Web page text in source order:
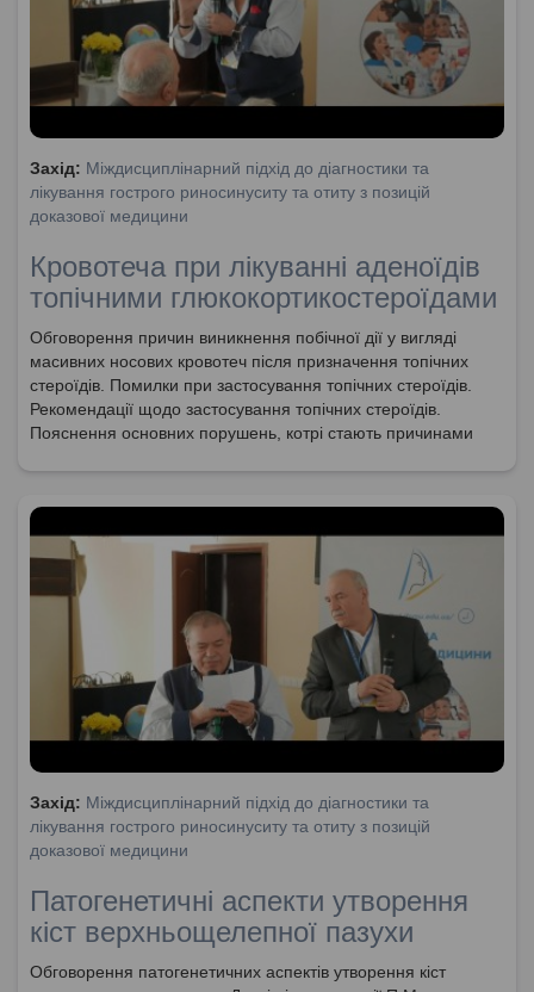
Захід: Міждисциплінарний підхід до діагностики та
лікування гострого риносинуситу та отиту з позицій
доказової медицини
Кровотеча при лікуванні аденоїдів
топічними глюкокортикостероїдами
Обговорення причин виникнення побічної дії у вигляді
масивних носових кровотеч після призначення топічних
стероїдів. Помилки при застосування топічних стероїдів.
Рекомендації щодо застосування топічних стероїдів.
Пояснення основних порушень, котрі стають причинами
Захід: Міждисциплінарний підхід до діагностики та
лікування гострого риносинуситу та отиту з позицій
доказової медицини
Патогенетичні аспекти утворення
кіст верхньощелепної пазухи
Обговорення патогенетичних аспектів утворення кіст